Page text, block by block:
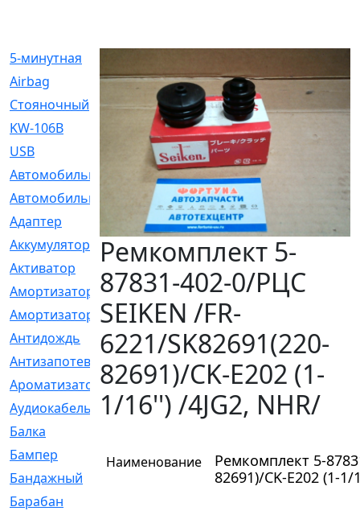
5-минутная
Airbag
[18]
Cтояночный
[1]
KW-106B
[0]
USB
[6]
Автомобильное
[6]
Автомобильный
[6]
Адаптер
[3]
Аккумулятор
[2]
Активатор
[1]
Амортизатор
[608]
Амортизаторы
[21]
Антидождь
[1]
Антизапотеватель
[1]
Ароматизатор
[35]
Аудиокабель
[2]
Балка
Бампер
[137]
Бандажный
Барабан
Ремкомплект 5-
87831-402-0/РЦС
SEIKEN /FR-
6221/SK82691(220-
82691)/CK-E202 (1-
1/16'') /4JG2, NHR/
Наименование
Ремкомплект 5-
82691)/CK-E202 (1-1/